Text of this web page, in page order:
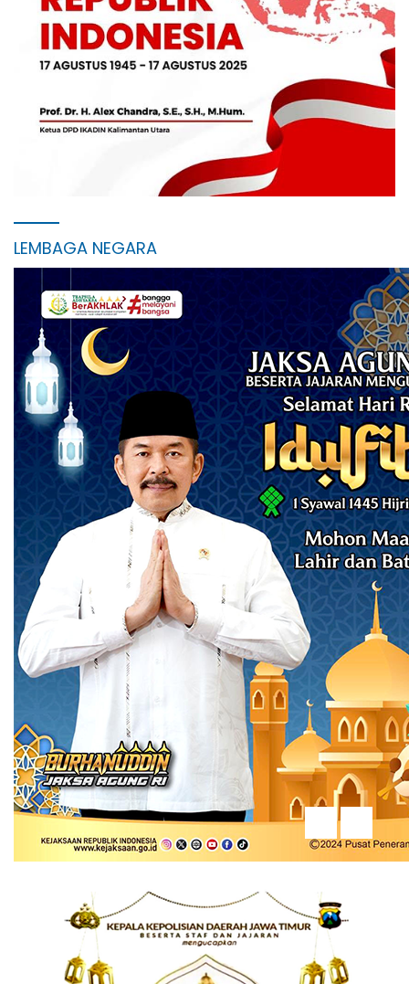
LEMBAGA NEGARA